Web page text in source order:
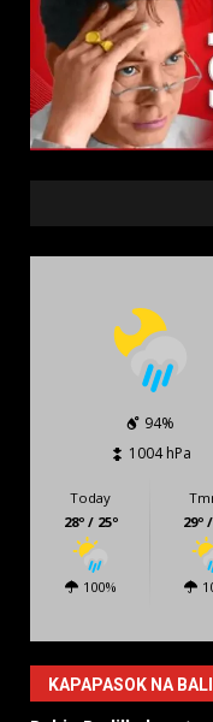
94%
1004 hPa
Today
28º / 25º
100%
29º
KAPAPASOK NA